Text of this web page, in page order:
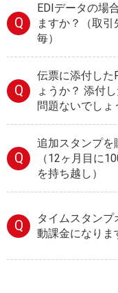
Q
EDIデータの場
ますか？（取
毎）
Q
伝票に添付した
ょうか？ 添付
問題ないでしょ
Q
追加スタンプを
（12ヶ月目に
を持ち越し）
Q
タイムスタン
動課金になりま